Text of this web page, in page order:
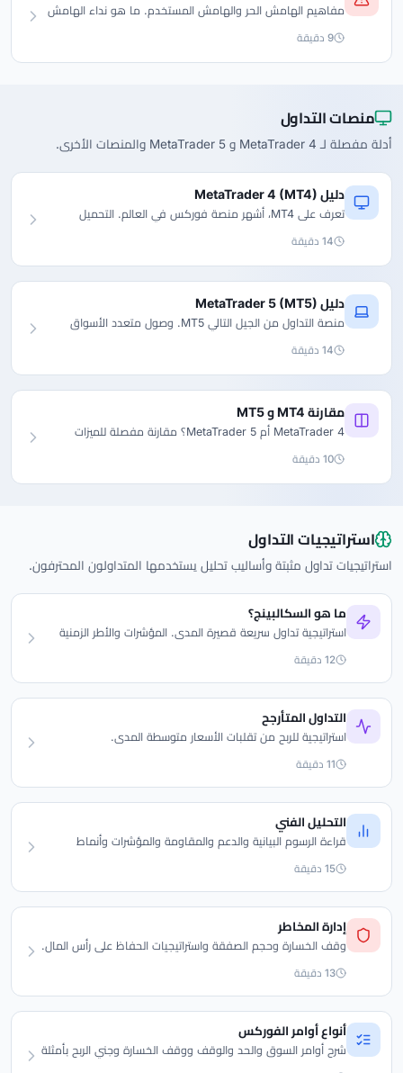
مفاهيم الهامش الحر والهامش المستخدم. ما هو نداء الهامش
9 دقيقة
منصات التداول
أدلة مفصلة لـ MetaTrader 4 و MetaTrader 5 والمنصات الأخرى.
دليل MetaTrader 4 (MT4)
تعرف على MT4، أشهر منصة فوركس في العالم. التحميل
14 دقيقة
دليل MetaTrader 5 (MT5)
منصة التداول من الجيل التالي MT5. وصول متعدد الأسواق
14 دقيقة
مقارنة MT4 و MT5
MetaTrader 4 أم MetaTrader 5؟ مقارنة مفصلة للميزات
10 دقيقة
استراتيجيات التداول
استراتيجيات تداول مثبتة وأساليب تحليل يستخدمها المتداولون المحترفون.
ما هو السكالبينج؟
استراتيجية تداول سريعة قصيرة المدى. المؤشرات والأطر الزمنية
12 دقيقة
التداول المتأرجح
استراتيجية للربح من تقلبات الأسعار متوسطة المدى.
11 دقيقة
التحليل الفني
قراءة الرسوم البيانية والدعم والمقاومة والمؤشرات وأنماط
15 دقيقة
إدارة المخاطر
وقف الخسارة وحجم الصفقة واستراتيجيات الحفاظ على رأس المال.
13 دقيقة
أنواع أوامر الفوركس
شرح أوامر السوق والحد والوقف ووقف الخسارة وجني الربح بأمثلة